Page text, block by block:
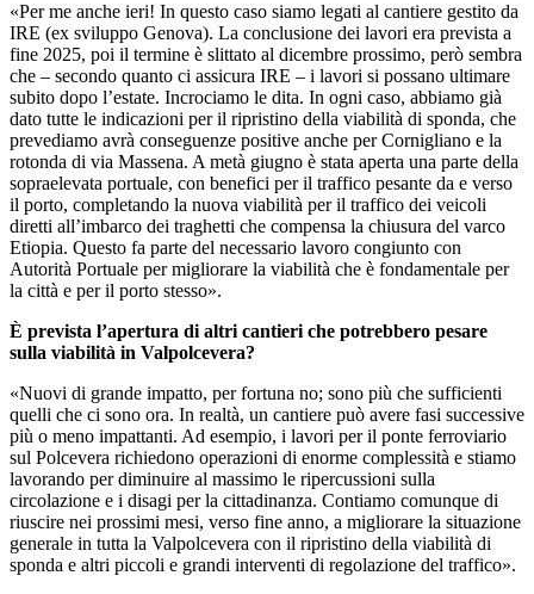
«Per me anche ieri! In questo caso siamo legati al cantiere gestito da
IRE (ex sviluppo Genova). La conclusione dei lavori era prevista a
fine 2025, poi il termine è slittato al dicembre prossimo, però sembra
che – secondo quanto ci assicura IRE – i lavori si possano ultimare
subito dopo l’estate. Incrociamo le dita. In ogni caso, abbiamo già
dato tutte le indicazioni per il ripristino della viabilità di sponda, che
prevediamo avrà conseguenze positive anche per Cornigliano e la
rotonda di via Massena. A metà giugno è stata aperta una parte della
sopraelevata portuale, con benefici per il traffico pesante da e verso
il porto, completando la nuova viabilità per il traffico dei veicoli
diretti all’imbarco dei traghetti che compensa la chiusura del varco
Etiopia. Questo fa parte del necessario lavoro congiunto con
Autorità Portuale per migliorare la viabilità che è fondamentale per
la città e per il porto stesso».
È prevista l’apertura di altri cantieri che potrebbero pesare
sulla viabilità in Valpolcevera?
«Nuovi di grande impatto, per fortuna no; sono più che sufficienti
quelli che ci sono ora. In realtà, un cantiere può avere fasi successive
più o meno impattanti. Ad esempio, i lavori per il ponte ferroviario
sul Polcevera richiedono operazioni di enorme complessità e stiamo
lavorando per diminuire al massimo le ripercussioni sulla
circolazione e i disagi per la cittadinanza. Contiamo comunque di
riuscire nei prossimi mesi, verso fine anno, a migliorare la situazione
generale in tutta la Valpolcevera con il ripristino della viabilità di
sponda e altri piccoli e grandi interventi di regolazione del traffico».